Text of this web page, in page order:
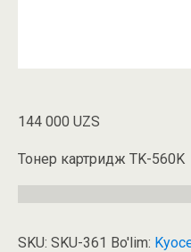
144 000 UZS
Тонер картридж TK-560K
SKU: SKU-361 Bo'lim: